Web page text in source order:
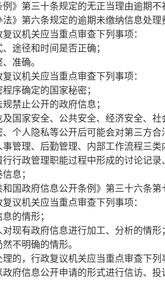
》第三十条规定的无正当理由逾期不
》第六条规定的逾期未缴纳信息处理
议机关应当重点审查下列事项：
途径和时间是否正确；
准确。
议机关应当重点审查下列事项：
序确定的国家秘密；
禁止公开的政府信息；
国家安全、公共安全、经济安全、社
个人隐私等公开后可能会对第三方合
管理、后勤管理、内部工作流程三类
行政管理职能过程中形成的讨论记
息；
国政府信息公开条例》第三十六条第
议机关应当重点审查下列事项：
的情形；
现有政府信息进行加工、分析的情形
不明确的情形。
，行政复议机关应当重点审查下列
府信息公开申请的形式进行信访、